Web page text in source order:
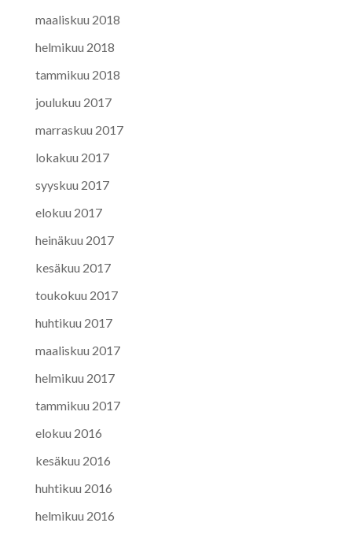
maaliskuu 2018
helmikuu 2018
tammikuu 2018
joulukuu 2017
marraskuu 2017
lokakuu 2017
syyskuu 2017
elokuu 2017
heinäkuu 2017
kesäkuu 2017
toukokuu 2017
huhtikuu 2017
maaliskuu 2017
helmikuu 2017
tammikuu 2017
elokuu 2016
kesäkuu 2016
huhtikuu 2016
helmikuu 2016